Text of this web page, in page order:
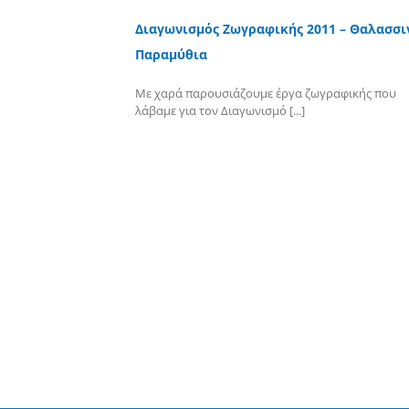
Διαγωνισμός Ζωγραφικής 2011 –
Παραμύθια
Με χαρά παρουσιάζουμε έργα ζωγραφικής που
λάβαμε για τον Διαγωνισμό [...]